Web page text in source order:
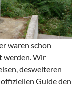
waren schon
werden. Wir
desweiteren
Guide den